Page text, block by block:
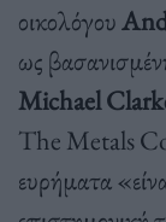
οικολόγου
ως
Michael
The Metals
ευρήματα